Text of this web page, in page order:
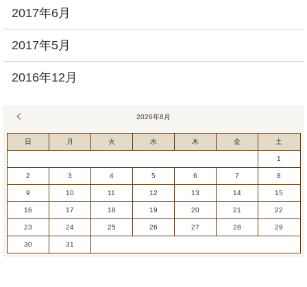
2017年6月
2017年5月
2016年12月
2026年8月
日 月 火 水 木 金 土
1
2 3 4 5 6 7 8
9 10 11 12 13 14 15
16 17 18 19 20 21 22
23 24 25 26 27 28 29
30 31